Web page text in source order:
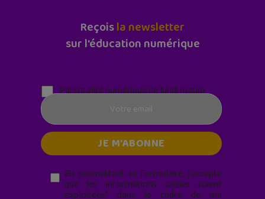
Reçoisla newsletter
sur l'éducation numérique
Parentalité numérique (le lundi matin)
En soumettant ce formulaire, j’accepte
que les informations saisies soient
exploitées* dans le cadre de ma